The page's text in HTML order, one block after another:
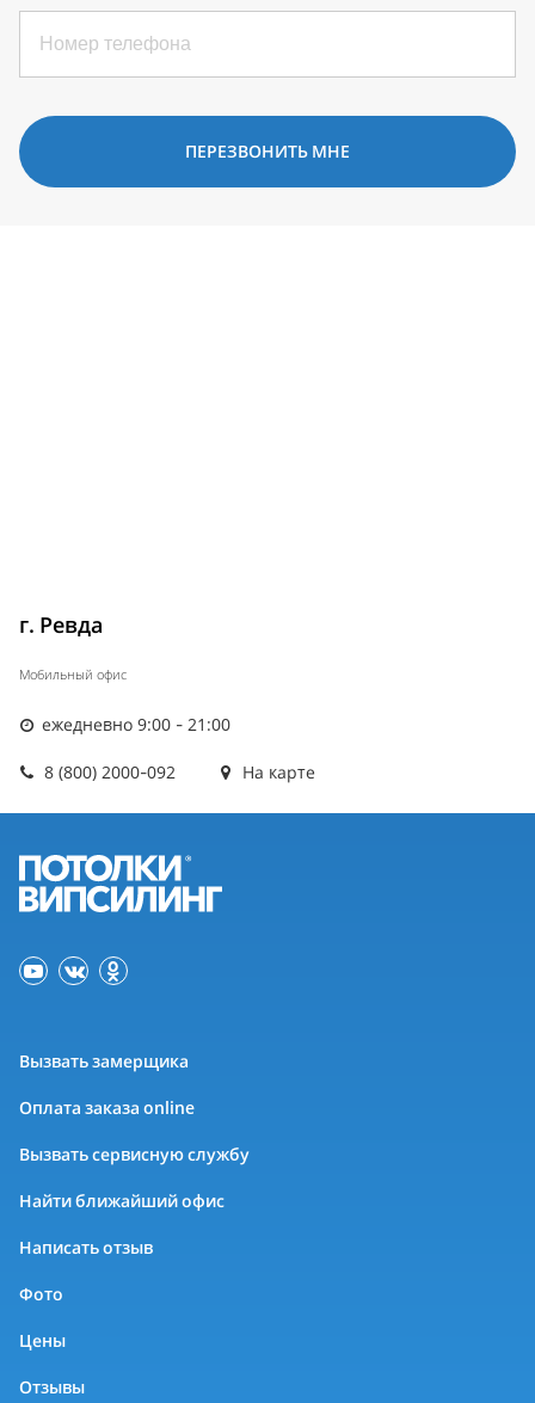
ПЕРЕЗВОНИТЬ МНЕ
г. Ревда
Мобильный офис
ежедневно 9:00 - 21:00
8 (800) 2000-092 На карте
Вызвать замерщика
Оплата заказа online
Вызвать сервисную службу
Найти ближайший офис
Написать отзыв
Фото
Цены
Отзывы